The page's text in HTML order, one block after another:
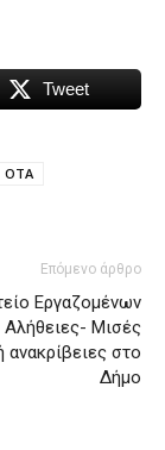
Tweet
ΟΤΑ
Επόμενο άρθρο
Εργαζομένων
Μισές
ανακρίβειες στο
Δήμο